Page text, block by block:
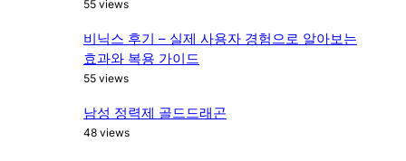
55 views
비닉스 후기 – 실제 사용자 경험으로 알아보는
효과와 복용 가이드
55 views
남성 정력제 골드드래곤
48 views